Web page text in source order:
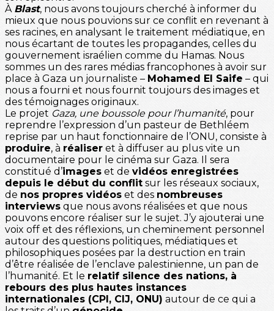
À Blast, nous avons toujours cherché à informer du
mieux que nous pouvions sur ce conflit en revenant à
ses racines, en analysant le traitement médiatique, en
nous écartant de toutes les propagandes, celles du
gouvernement israélien comme du Hamas. Nous
sommes un des rares médias francophones à avoir sur
place à Gaza un journaliste – Mohamed El Saife – qui
nous a fourni et nous fournit toujours des images et
des témoignages originaux.
Le projet Gaza, une boussole pour l’humanité, pour
reprendre l’expression d’un pasteur de Bethléem
reprise par un haut fonctionnaire de l’ONU, consiste à
produire, à réaliser et à diffuser au plus vite un
documentaire pour le cinéma sur Gaza. Il sera
constitué d’images et de vidéos enregistrées
depuis le début du conflit sur les réseaux sociaux,
de nos propres vidéos et des nombreuses
interviews que nous avons réalisées et que nous
pouvons encore réaliser sur le sujet. J’y ajouterai une
voix off et des réflexions, un cheminement personnel
autour des questions politiques, médiatiques et
philosophiques posées par la destruction en train
d’être réalisée de l’enclave palestinienne, un pan de
l’humanité. Et le relatif silence des nations, à
rebours des plus hautes instances
internationales (CPI, CIJ, ONU) autour de ce qui a